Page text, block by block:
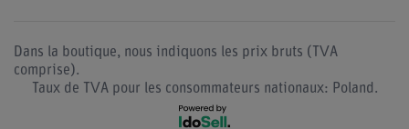
Dans la boutique, nous indiquons les prix bruts (TVA
comprise).
Taux de TVA pour les consommateurs nationaux: Poland.